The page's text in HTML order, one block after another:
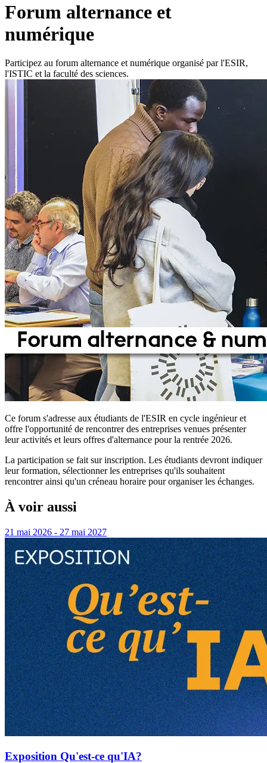
Forum alternance et
numérique
Participez au forum alternance et numérique organisé par l'ESIR,
l'ISTIC et la faculté des sciences.
Ce forum s'adresse aux étudiants de l'ESIR en cycle ingénieur et
offre l'opportunité de rencontrer des entreprises venues présenter
leur activités et leurs offres d'alternance pour la rentrée 2026.
La participation se fait sur inscription. Les étudiants devront indiquer
leur formation, sélectionner les entreprises qu'ils souhaitent
rencontrer ainsi qu'un créneau horaire pour organiser les échanges.
À voir aussi
21 mai 2026 - 27 mai 2027
Exposition Qu'est-ce qu'IA?